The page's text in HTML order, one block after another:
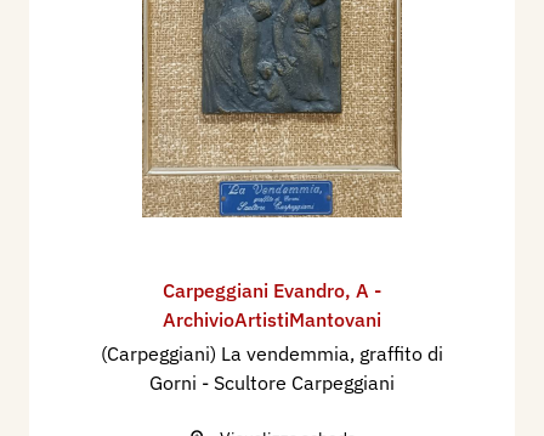
Carpeggiani Evandro, A -
ArchivioArtistiMantovani
(Carpeggiani) La vendemmia, graffito di
Gorni - Scultore Carpeggiani